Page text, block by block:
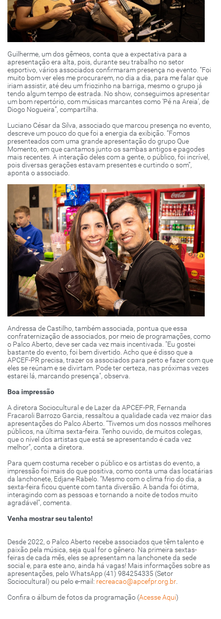
Guilherme, um dos gêmeos, conta que a expectativa para a
apresentação era alta, pois, durante seu trabalho no setor
esportivo, vários associados confirmaram presença no evento. “Foi
muito bom ver eles me procurarem, no dia a dia, para me falar que
iriam assistir, até deu um friozinho na barriga, mesmo o grupo já
tendo algum tempo de estrada. No show, conseguimos apresentar
um bom repertório, com músicas marcantes como ‘Pé na Areia’, de
Diogo Nogueira”, compartilha.
Luciano César da Silva, associado que marcou presença no evento,
descreve um pouco do que foi a energia da exibição. “Fomos
presenteados com uma grande apresentação do grupo Que
Momento, em que cantamos junto os sambas antigos e pagodes
mais recentes. A interação deles com a gente, o público, foi incrível,
pois diversas gerações estavam presentes e curtindo o som”,
aponta o associado.
Andressa de Castilho, também associada, pontua que essa
confraternização de associados, por meio de programações, como
o Palco Aberto, deve ser cada vez mais incentivada. "Eu gostei
bastante do evento, foi bem divertido. Acho que é disso que a
APCEF-PR precisa, trazer os associados para perto e fazer com que
eles se reúnam e se divirtam. Pode ter certeza, nas próximas vezes
estarei lá, marcando presença", observa.
Boa impressão
A diretora Sociocultural e de Lazer da APCEF-PR, Fernanda
Fracaroli Barrozo Garcia, ressaltou a qualidade cada vez maior das
apresentações do Palco Aberto. “Tivemos um dos nossos melhores
públicos, na última sexta-feira. Tenho ouvido, de muitos colegas,
que o nível dos artistas que está se apresentando é cada vez
melhor”, conta a diretora.
Para quem costuma receber o público e os artistas do evento, a
impressão foi mais do que positiva, como conta uma das locatárias
da lanchonete, Edjane Rabelo. “Mesmo com o clima frio do dia, a
sexta-feira ficou quente com tanta diversão. A banda foi ótima,
interagindo com as pessoas e tornando a noite de todos muito
agradável”, comenta.
Venha mostrar seu talento!
Desde 2022, o Palco Aberto recebe associados que têm talento e
paixão pela música, seja qual for o gênero. Na primeira sextas-
feiras de cada mês, eles se apresentam na lanchonete da sede
social e, para este ano, ainda há vagas! Mais informações sobre as
apresentações, pelo WhatsApp (41) 984254335 (Setor
Sociocultural) ou pelo e-mail: recreacao@apcefpr.org.br.
Confira o álbum de fotos da programação (Acesse Aqui)